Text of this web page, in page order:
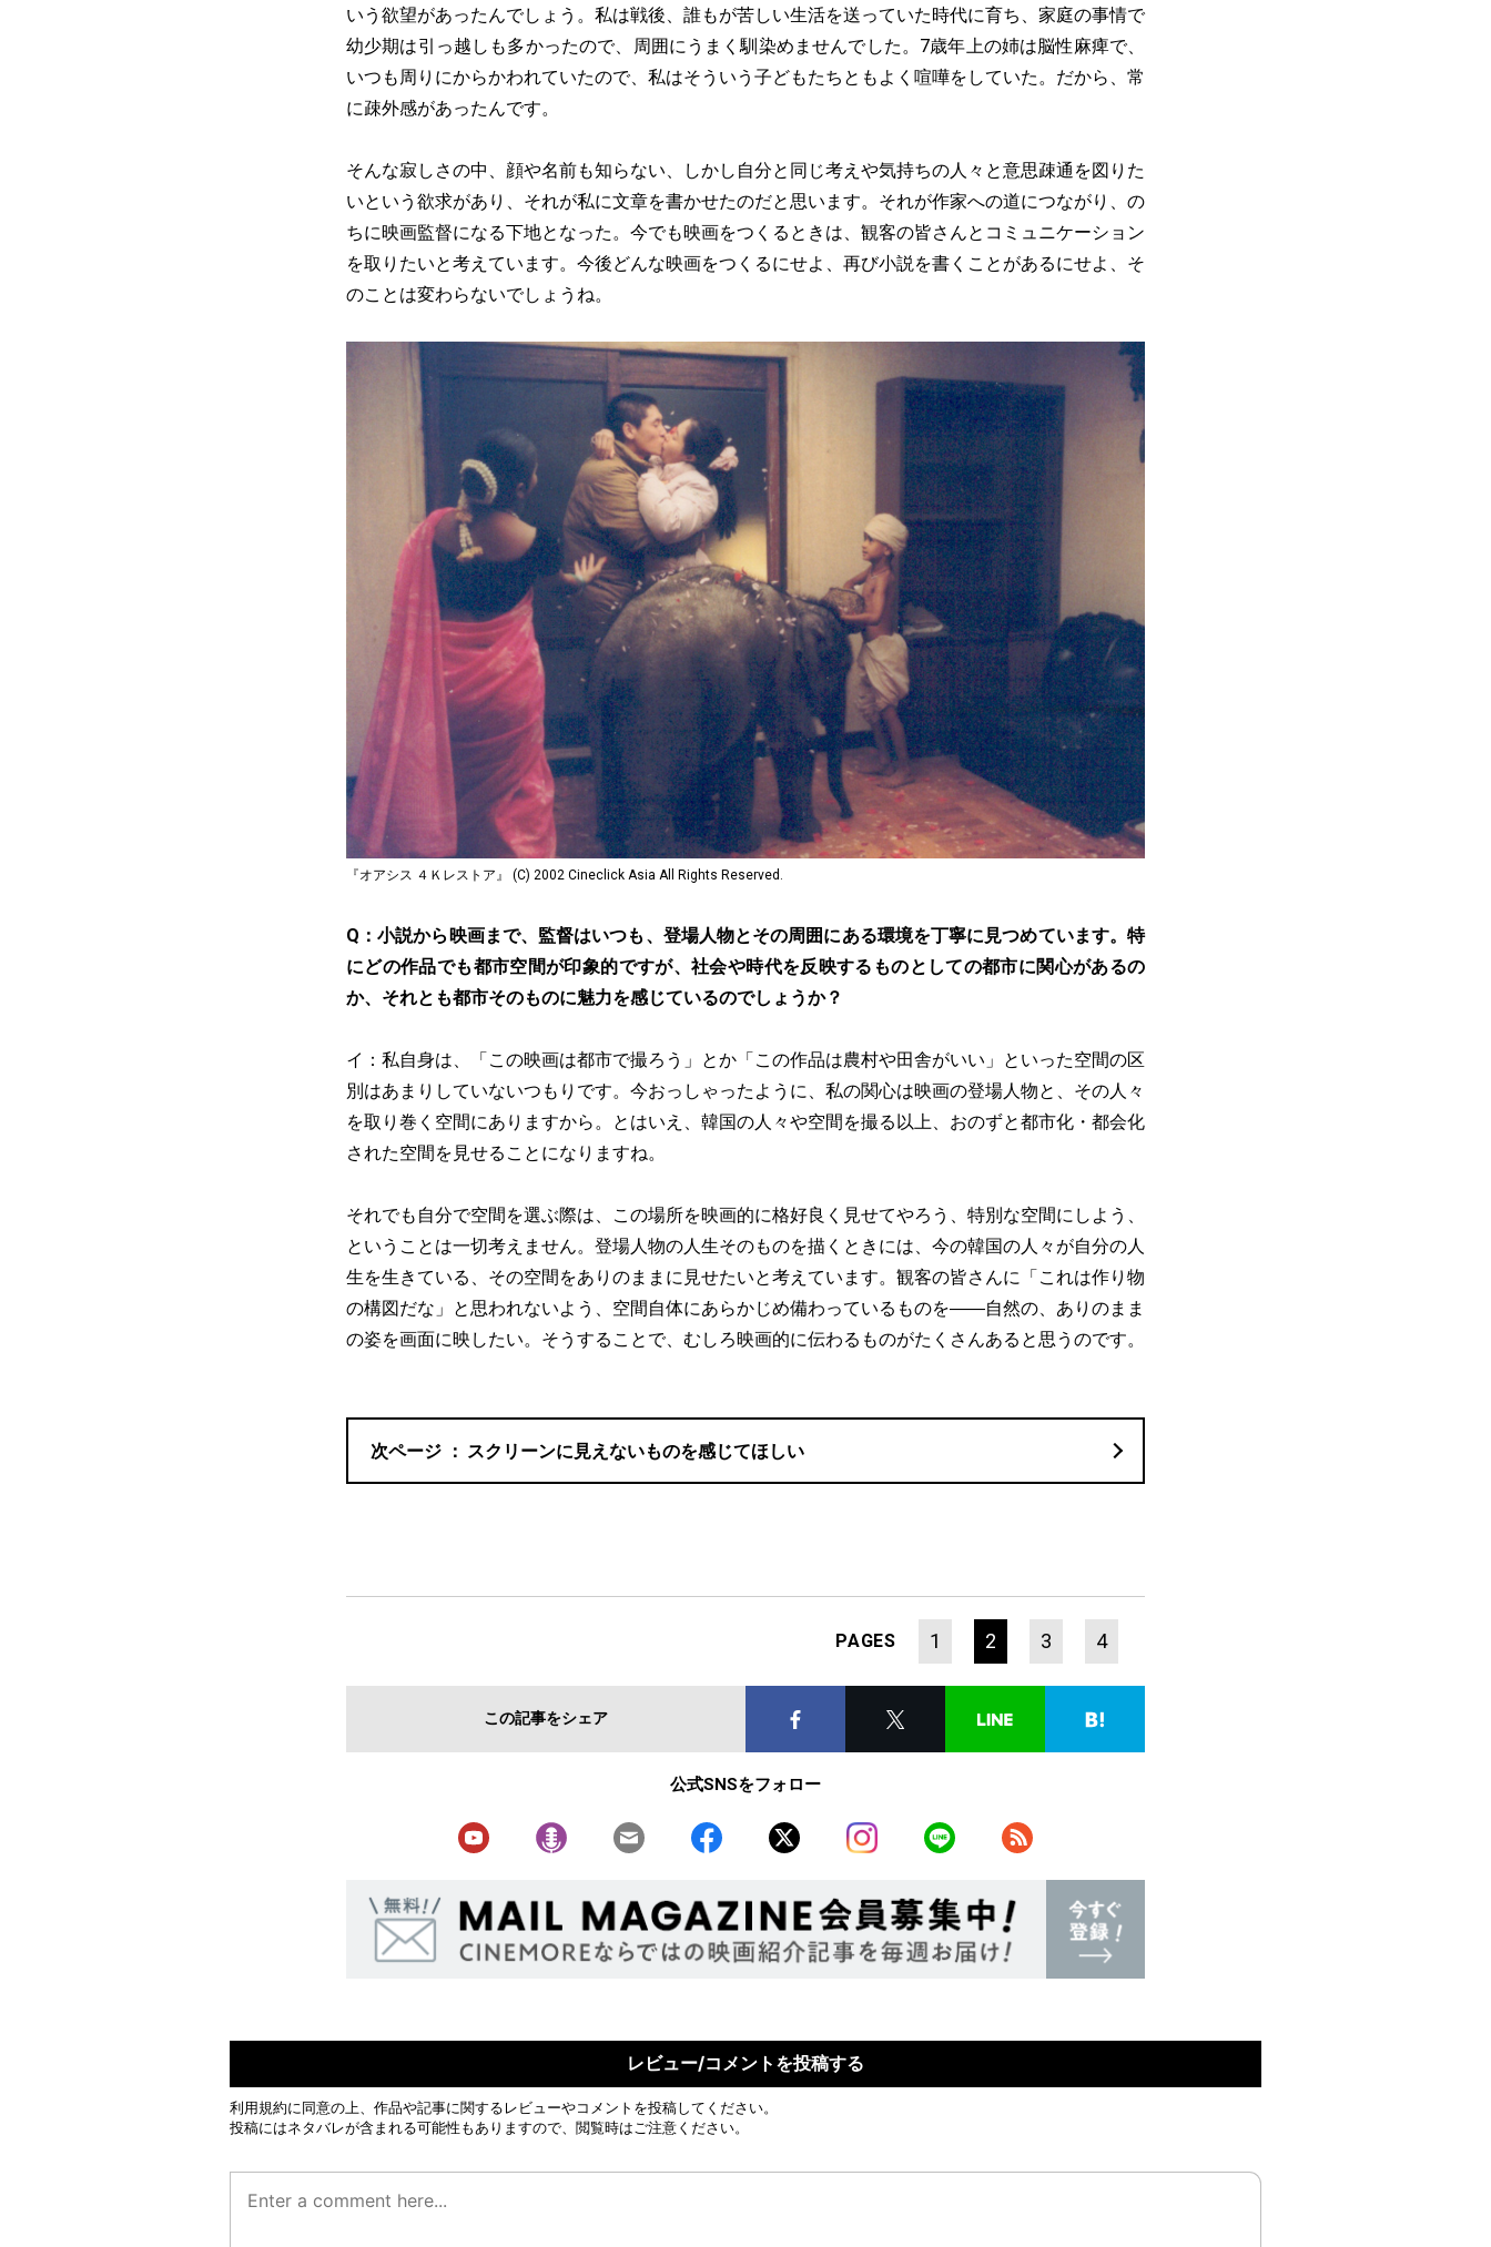
いう欲望があったんでしょう。私は戦後、誰もが苦しい生活を送っていた時代に育ち、家庭の事情で
幼少期は引っ越しも多かったので、周囲にうまく馴染めませんでした。7歳年上の姉は脳性麻痺で、
いつも周りにからかわれていたので、私はそういう子どもたちともよく喧嘩をしていた。だから、常
に疎外感があったんです。
そんな寂しさの中、顔や名前も知らない、しかし自分と同じ考えや気持ちの人々と意思疎通を図りた
いという欲求があり、それが私に文章を書かせたのだと思います。それが作家への道につながり、の
ちに映画監督になる下地となった。今でも映画をつくるときは、観客の皆さんとコミュニケーション
を取りたいと考えています。今後どんな映画をつくるにせよ、再び小説を書くことがあるにせよ、そ
のことは変わらないでしょうね。
『オアシス ４Ｋレストア』 (C) 2002 Cineclick Asia All Rights Reserved.
Q：小説から映画まで、監督はいつも、登場人物とその周囲にある環境を丁寧に見つめています。特
にどの作品でも都市空間が印象的ですが、社会や時代を反映するものとしての都市に関心があるの
か、それとも都市そのものに魅力を感じているのでしょうか？
イ：私自身は、「この映画は都市で撮ろう」とか「この作品は農村や田舎がいい」といった空間の区
別はあまりしていないつもりです。今おっしゃったように、私の関心は映画の登場人物と、その人々
を取り巻く空間にありますから。とはいえ、韓国の人々や空間を撮る以上、おのずと都市化・都会化
された空間を見せることになりますね。
それでも自分で空間を選ぶ際は、この場所を映画的に格好良く見せてやろう、特別な空間にしよう、
ということは一切考えません。登場人物の人生そのものを描くときには、今の韓国の人々が自分の人
生を生きている、その空間をありのままに見せたいと考えています。観客の皆さんに「これは作り物
の構図だな」と思われないよう、空間自体にあらかじめ備わっているものを――自然の、ありのまま
の姿を画面に映したい。そうすることで、むしろ映画的に伝わるものがたくさんあると思うのです。
スクリーンに見えないものを感じてほしい
PAGES 1 2 3 4
この記事をシェア
公式SNSをフォロー
レビュー/コメントを投稿する
利用規約に同意の上、作品や記事に関するレビューやコメントを投稿してください。
投稿にはネタバレが含まれる可能性もありますので、閲覧時はご注意ください。